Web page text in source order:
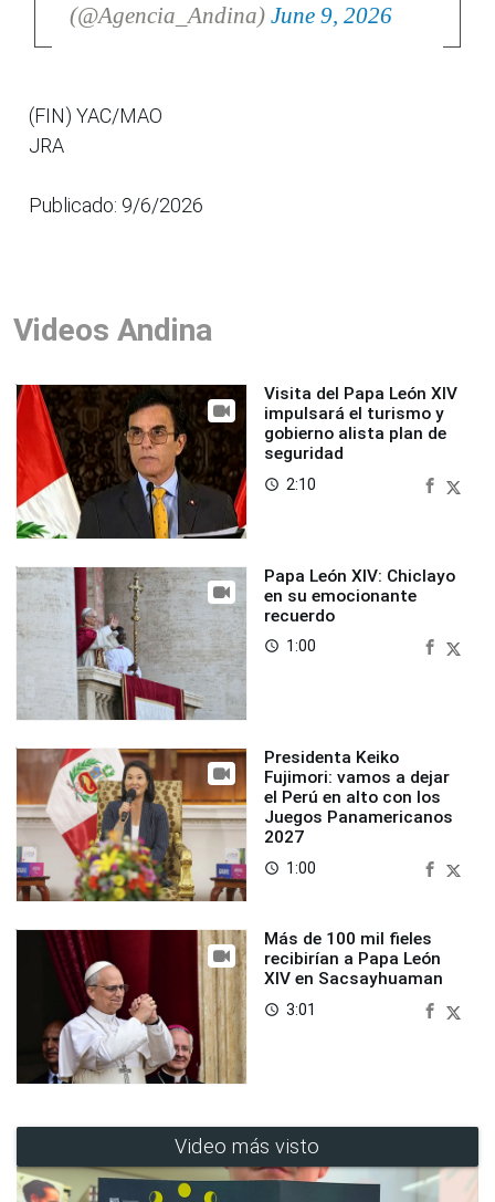
(@Agencia_Andina) June 9, 2026
(FIN) YAC/MAO
JRA
Publicado: 9/6/2026
Videos Andina
Visita del Papa León XIV
impulsará el turismo y
gobierno alista plan de
seguridad
access_time 2:10
Papa León XIV: Chiclayo
en su emocionante
recuerdo
access_time 1:00
Presidenta Keiko
Fujimori: vamos a dejar
el Perú en alto con los
Juegos Panamericanos
2027
access_time 1:00
Más de 100 mil fieles
recibirían a Papa León
XIV en Sacsayhuaman
access_time 3:01
Video más visto